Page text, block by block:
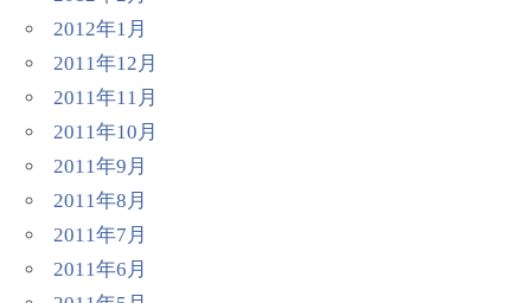
2012年1月
2011年12月
2011年11月
2011年10月
2011年9月
2011年8月
2011年7月
2011年6月